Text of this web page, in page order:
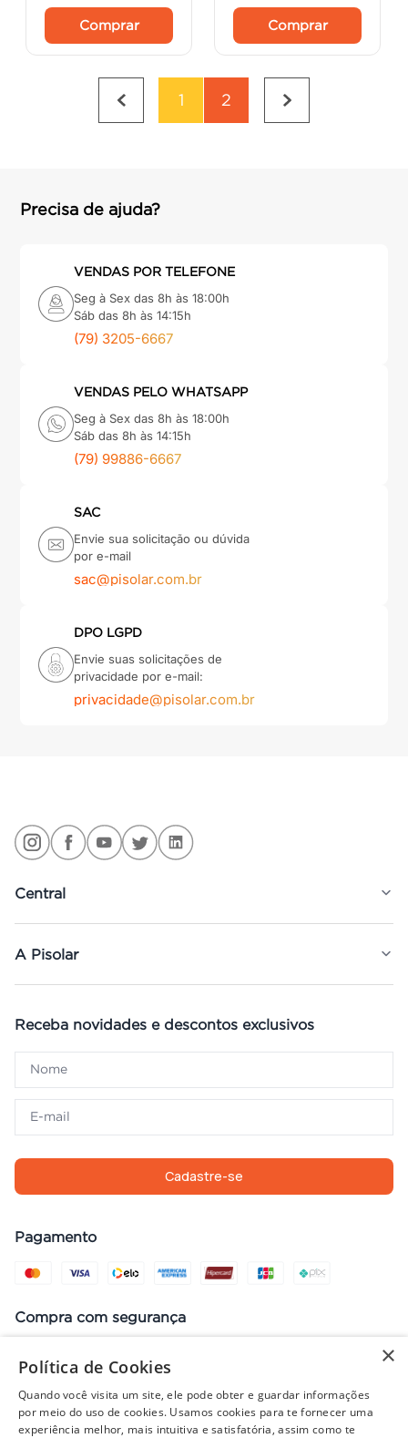
Comprar Comprar
1 2
Precisa de ajuda?
VENDAS POR TELEFONE
Seg à Sex das 8h às 18:00h
Sáb das 8h às 14:15h
(79) 3205-6667
VENDAS PELO WHATSAPP
Seg à Sex das 8h às 18:00h
Sáb das 8h às 14:15h
(79) 99886-6667
SAC
Envie sua solicitação ou dúvida
por e-mail
sac@pisolar.com.br
DPO LGPD
Envie suas solicitações de
privacidade por e-mail:
privacidade@pisolar.com.br
Central
A Pisolar
Receba novidades e descontos exclusivos
Cadastre-se
Pagamento
Compra com segurança
Preços, promoções, condições de pagamento e frete válidos apenas
para compras no site. Em caso de divergência, prevalece o valor do
×
Política de Cookies
Quando você visita um site, ele pode obter e guardar informações
por meio do uso de cookies. Usamos cookies para te fornecer uma
experiência melhor, mais intuitiva e satisfatória, assim como te